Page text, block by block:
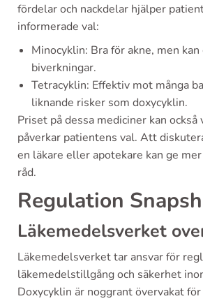
fördelar och nackdelar hjälper
informerade val:
Minocyklin: Bra för akne, men
biverkningar.
Tetracyklin: Effektiv mot många
liknande risker som doxycyklin.
Priset på dessa mediciner kan
påverkar patientens val. Att
en läkare eller apotekare kan ge
råd.
Regulation
Läkemedelsverket
Läkemedelsverket tar ansvar för
läkemedelstillgång och säkerhet
Doxycyklin är noggrant övervakat